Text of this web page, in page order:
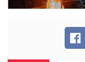
ECONOMIA